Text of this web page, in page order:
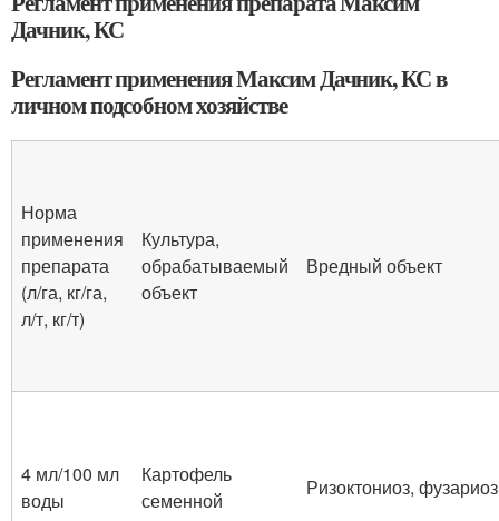
Дачник, КС
Регламент применения Максим Дачник, КС в
личном подсобном хозяйстве
Норма
применения
препарата
(л/га, кг/га,
л/т, кг/т)
Культура,
обрабатываемый
объект
Вредный объект
4 мл/100 мл
воды
Картофель
семенной
Ризоктониоз, фузариоз